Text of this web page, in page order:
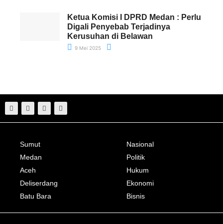
Ketua Komisi I DPRD Medan : Perlu
Digali Penyebab Terjadinya
Kerusuhan di Belawan
9 Mei 2025
Sumut
Medan
Aceh
Deliserdang
Batu Bara
Nasional
Politik
Hukum
Ekonomi
Bisnis